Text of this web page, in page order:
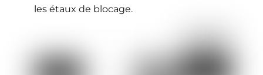
les étaux de blocage.